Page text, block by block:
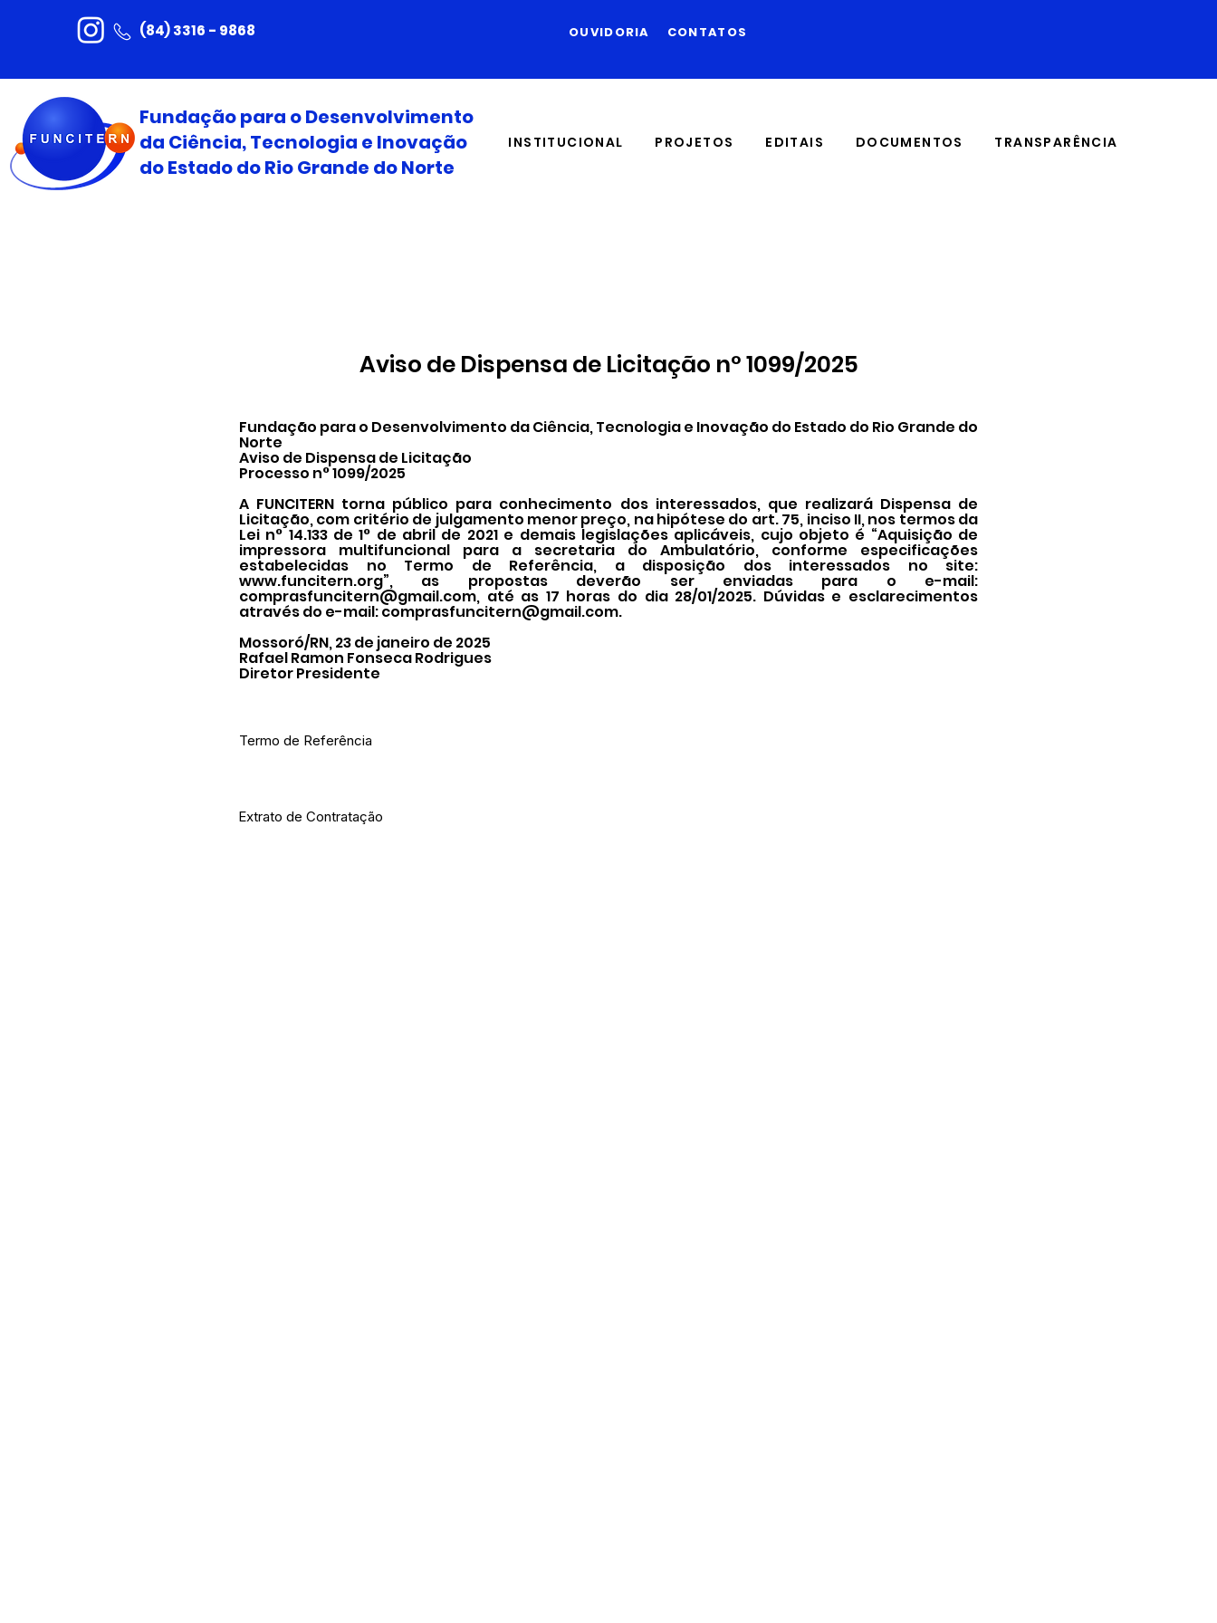
(84) 3316 - 9868 OUVIDORIA CONTATOS
Fundação para o Desenvolvimento
da Ciência, Tecnologia e Inovação
do Estado do Rio Grande do Norte
INSTITUCIONAL PROJETOS EDITAIS DOCUMENTOS TRANSPARÊNCIA
Aviso de Dispensa de Licitação n° 1099/2025
Fundação para o Desenvolvimento da Ciência, Tecnologia e Inovação do Estado do Rio Grande do
Norte
Aviso de Dispensa de Licitação
Processo n° 1099/2025
A FUNCITERN torna público para conhecimento dos interessados, que realizará Dispensa de
Licitação, com critério de julgamento menor preço, na hipótese do art. 75, inciso II, nos termos da
Lei n° 14.133 de 1° de abril de 2021 e demais legislações aplicáveis, cujo objeto é “Aquisição de
impressora multifuncional para a secretaria do Ambulatório, conforme especificações
estabelecidas no Termo de Referência, a disposição dos interessados no site:
www.funcitern.org”, as propostas deverão ser enviadas para o e-mail:
comprasfuncitern@gmail.com, até as 17 horas do dia 28/01/2025. Dúvidas e esclarecimentos
através do e-mail:comprasfuncitern@gmail.com.
Mossoró/RN, 23 de janeiro de 2025
Rafael Ramon Fonseca Rodrigues
Diretor Presidente
Termo de Referência
Extrato de Contratação